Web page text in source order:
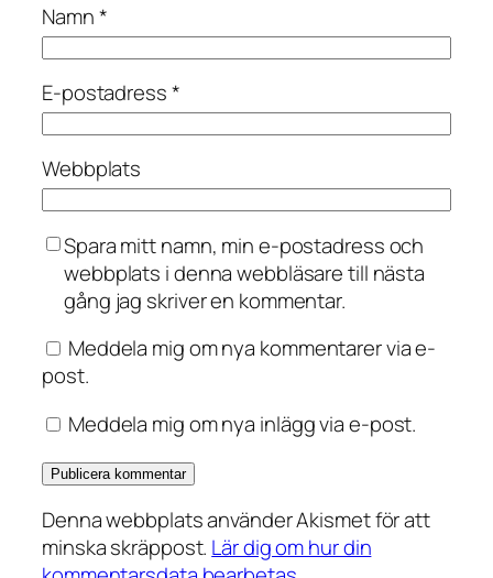
Namn*
E-postadress*
Webbplats
Spara mitt namn, min e-postadress och
webbplats i denna webbläsare till nästa
gång jag skriver en kommentar.
Meddela mig om nya kommentarer via e-
post.
Meddela mig om nya inlägg via e-post.
Denna webbplats använder Akismet för att
minska skräppost. Lär dig om hur din